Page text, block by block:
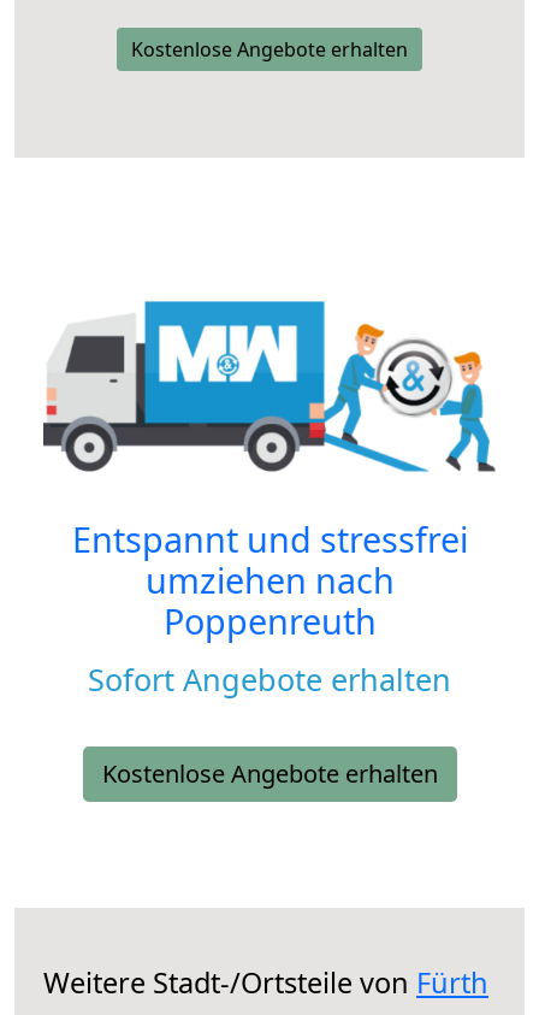
Kostenlose Angebote erhalten
Entspannt und stressfrei
umziehen nach
Poppenreuth
Sofort Angebote erhalten
Kostenlose Angebote erhalten
Weitere Stadt-/Ortsteile von Fürth